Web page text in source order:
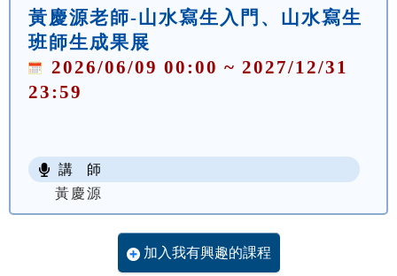
黃慶源老師-山水寫生入門、山水寫生
班師生成果展
2026/06/09 00:00 ~ 2027/12/31
23:59
講 師
黃慶源
加入我有興趣的課程